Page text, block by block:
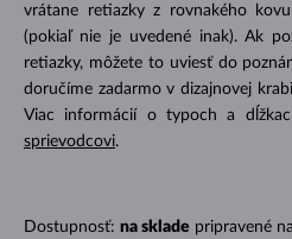
vrátane retiazky z rovnakého
(pokiaľ nie je uvedené inak). Ak
retiazky, môžete to uviesť do
doručíme zadarmo v dizajnovej
Viac informácií o typoch a
sprievodcovi.
Dostupnosť: na sklade pripravené